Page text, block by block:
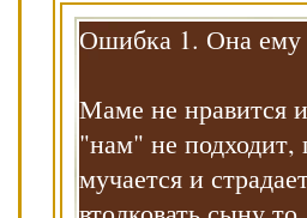
Ошибка 1. Она ему
Маме не нравится
"нам" не подходит,
мучается и